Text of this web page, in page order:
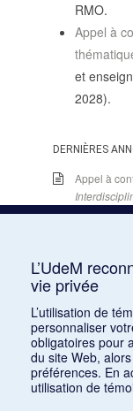
RMO.
Appel à
et
2028).
DERNIÈRES
Appel à
Appel de
la violence
dans le
transition
15 juin
Appel de
L’UdeM
vie privée
L’utilisation de
personnaliser
obligatoires pour
du site Web,
préférences. En
utilisation de